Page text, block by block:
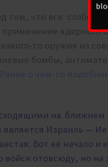
тем, что все
ядерного
то оружия из
бомбы,
Ранее о чем-то
на ближнем
является Израиль —
Вот её начало и
войск отовсюду, но